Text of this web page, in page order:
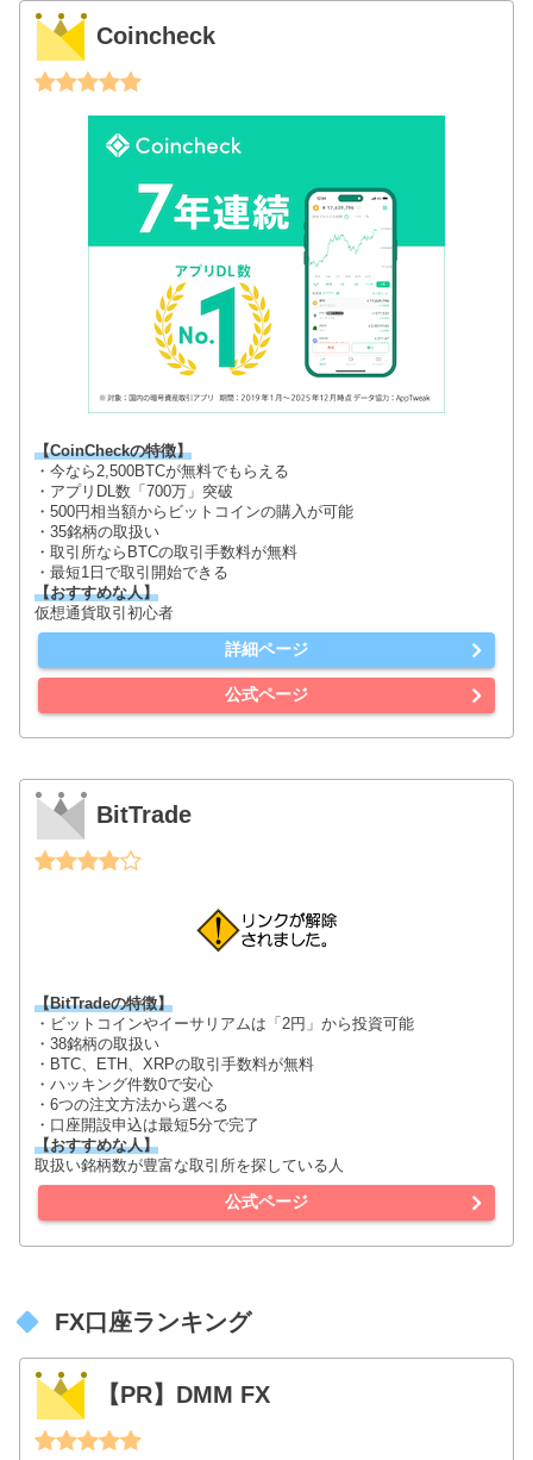
Coincheck
【CoinCheckの特徴】
・今なら2,500BTCが無料でもらえる
・アプリDL数「700万」突破
・500円相当額からビットコインの購入が可能
・35銘柄の取扱い
・取引所ならBTCの取引手数料が無料
・最短1日で取引開始できる
【おすすめな人】
仮想通貨取引初心者
詳細ページ
公式ページ
BitTrade
【BitTradeの特徴】
・ビットコインやイーサリアムは「2円」から投資可能
・38銘柄の取扱い
・BTC、ETH、XRPの取引手数料が無料
・ハッキング件数0で安心
・6つの注文方法から選べる
・口座開設申込は最短5分で完了
【おすすめな人】
取扱い銘柄数が豊富な取引所を探している人
公式ページ
FX口座ランキング
【PR】DMM FX